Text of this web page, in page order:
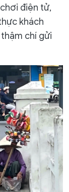
điện tử,
khách
chí gửi